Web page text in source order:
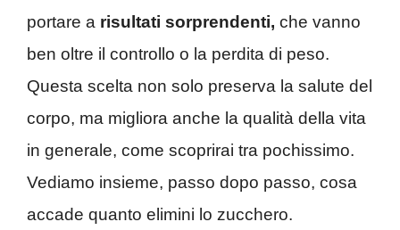
portare a risultati sorprendenti, che vanno
ben oltre il controllo o la perdita di peso.
Questa scelta non solo preserva la salute del
corpo, ma migliora anche la qualità della vita
in generale, come scoprirai tra pochissimo.
Vediamo insieme, passo dopo passo, cosa
accade quanto elimini lo zucchero.